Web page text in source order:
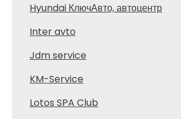
Hyundai КлючАвто, автоцентр
Inter avto
Jdm service
KM-Service
Lotos SPA Club